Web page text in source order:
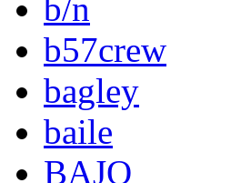
b/n
b57crew
bagley
baile
BAJO